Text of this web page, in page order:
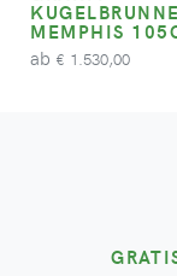
MEMPHIS
ab € 1.530,00